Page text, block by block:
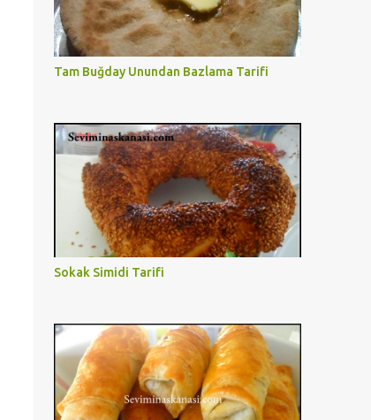
Tam Buğday Unundan Bazlama Tarifi
Sokak Simidi Tarifi